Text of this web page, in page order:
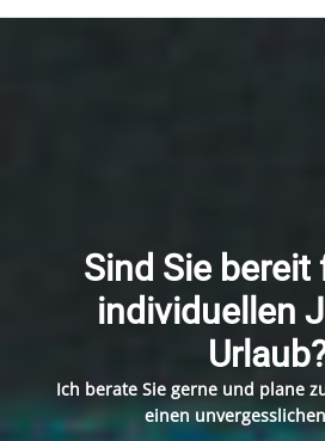
Sind Sie bereit
individuellen
Ich berate Sie gerne und plane
einen